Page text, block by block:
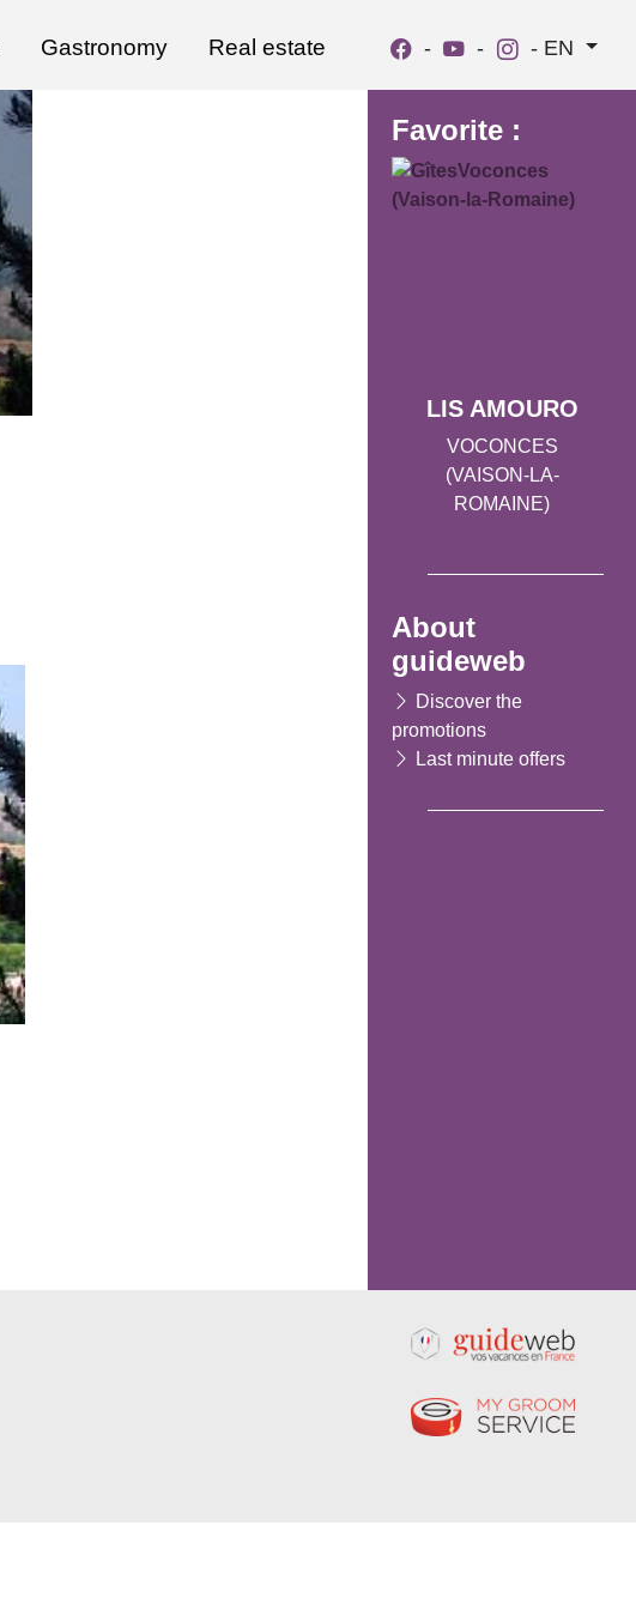
Gastronomy Real estate - - - EN
Favorite :
LIS AMOURO
VOCONCES
(VAISON-LA-
ROMAINE)
About
guideweb
Discover the
promotions
Last minute offers